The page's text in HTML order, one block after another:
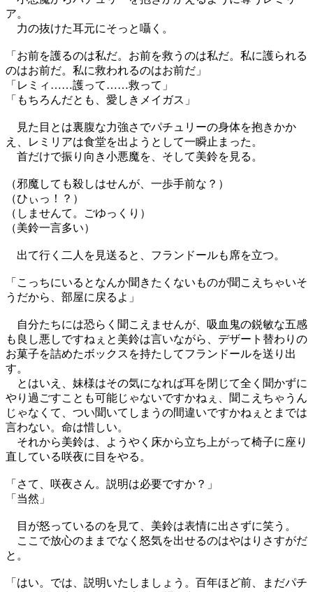
ア。
力の抜けた耳元にそっと囁く。
「お前を護るのは私だ。お前を救うのは私だ。私に護られる
のはお前だ。私に救われるのはお前だ」
「レミィ……護って……救って」
「もちろんだとも、愛しきメイガス」
見た目とは裏腹な力強さでパチュリーの身体を抱きかか
え、レミリアは食堂を出ようとして一瞬止まった。
首だけで振り向き小悪魔を、そして美鈴を見る。
（邪魔しても殺しはせんが、一歩手前な？）
（ひぃっ！？）
（しませんて。ごゆっくり）
（美鈴一言多い）
出て行く二人を見送ると、フランドールも席を立つ。
「こっちにいるとなんか聞きたくないものが聞こえちゃいそ
うだから、部屋に戻るよ」
自分たちには恐らく聞こえませんが、吸血鬼の鋭敏な五感
も良し悪しですねぇと美鈴は言いながら、デザート替わりの
お菓子を詰めたボックスを持たしてフランドールを送り出
す。
とはいえ、妹様はその気になれば耳を閉じて全く聞かずに
やり過ごすことも可能じゃないですかねぇ、聞こえちゃうん
じゃなくて、つい聞いてしまうの間違いですかねぇとまでは
言わない。命は惜しい。
それから美鈴は、ようやく床から立ち上がって椅子に座り
直している咲夜に目をやる。
「さて、咲夜さん。説明は必要ですか？」
「当然」
目が怒っているのを見て、美鈴は表情に出さずに笑う。
ここで放心のままでなく怒気を出せるのはやはりさすがだ
と。
「はい。では、説明いたしましょう。百年ほど前、まだパチ